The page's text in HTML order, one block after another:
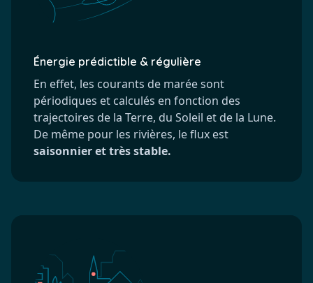
Énergie prédictible & régulière
En effet, les courants de marée sont
périodiques et calculés en fonction des
trajectoires de la Terre, du Soleil et de la Lune.
De même pour les rivières, le flux est
saisonnier et très stable.